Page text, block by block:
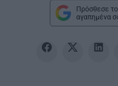
Πρόσθεσε το
αγαπημένα